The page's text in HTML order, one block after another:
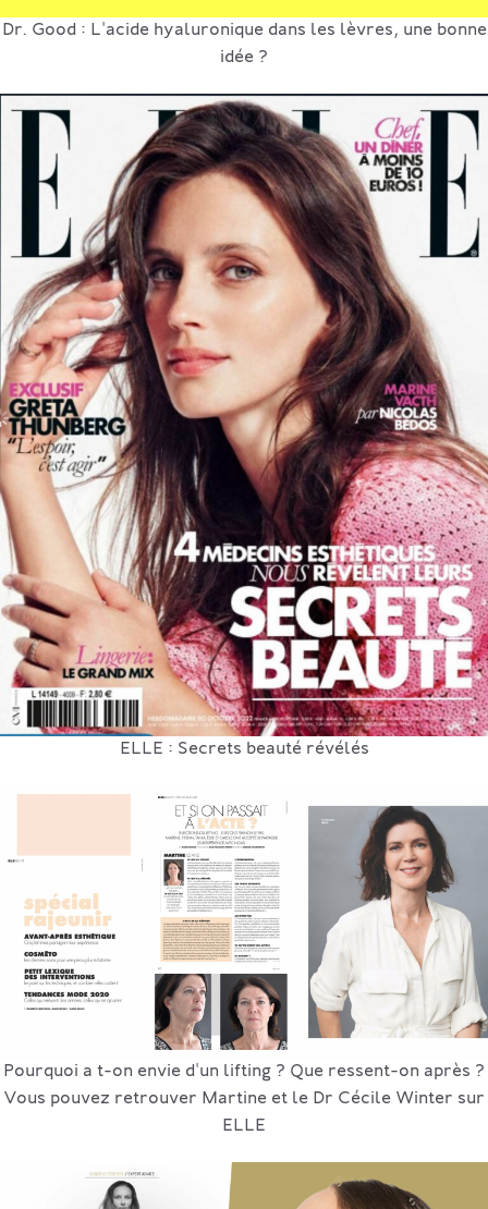
Dr. Good : L'acide hyaluronique dans les lèvres, une bonne
idée ?
ELLE : Secrets beauté révélés
Pourquoi a t-on envie d'un lifting ? Que ressent-on après ?
Vous pouvez retrouver Martine et le Dr Cécile Winter sur
ELLE